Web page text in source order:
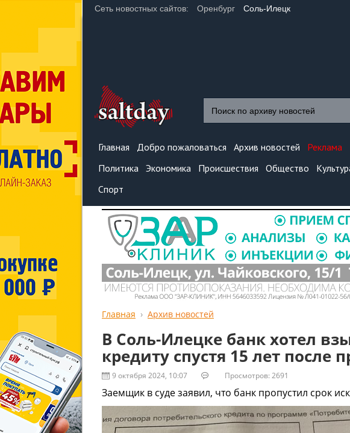
Сеть новостных сайтов: Оренбург Соль-Илецк
Главная Добро пожаловаться Архив новостей
Реклама
Политика Экономика Происшествия Общество
Спорт
Главная Архив новостей
В Соль-Илецке банк хотел
кредиту спустя 15 лет после
9 октября 2024, 10:07 Просмотров: 2691
Заемщик в суде заявил, что банк пропустил срок